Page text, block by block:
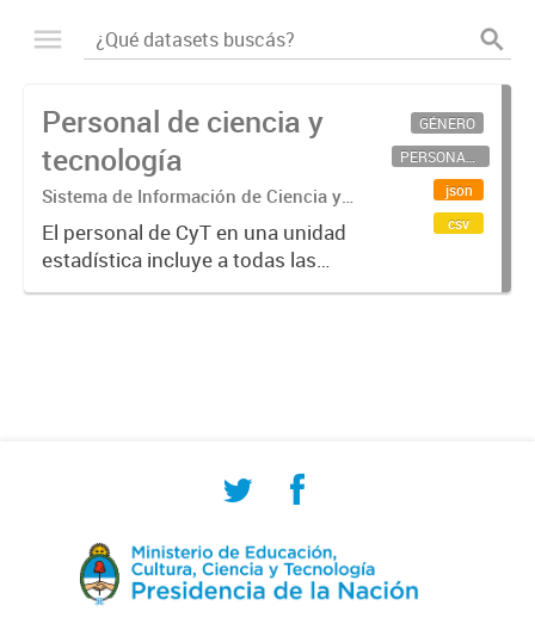
Personal de ciencia y
tecnología
Sistema de Información de Ciencia y
Tecnología Argentino (SICYTAR)
El personal de CyT en una unidad
estadística incluye a todas las
personas involucradas
GÉNERO
PERSONAL CIENTÍFICO-TECNOLÓGICO
json
csv